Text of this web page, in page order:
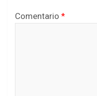
Comentario *